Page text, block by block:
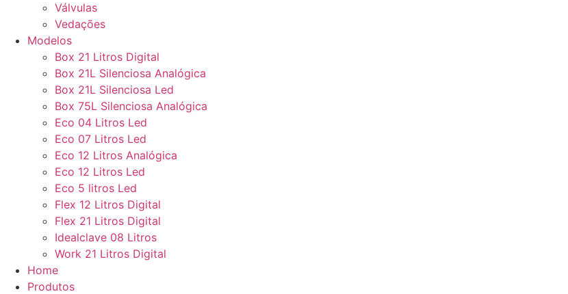
Válvulas
Vedações
Modelos
Box 21 Litros Digital
Box 21L Silenciosa Analógica
Box 21L Silenciosa Led
Box 75L Silenciosa Analógica
Eco 04 Litros Led
Eco 07 Litros Led
Eco 12 Litros Analógica
Eco 12 Litros Led
Eco 5 litros Led
Flex 12 Litros Digital
Flex 21 Litros Digital
Idealclave 08 Litros
Work 21 Litros Digital
Home
Produtos